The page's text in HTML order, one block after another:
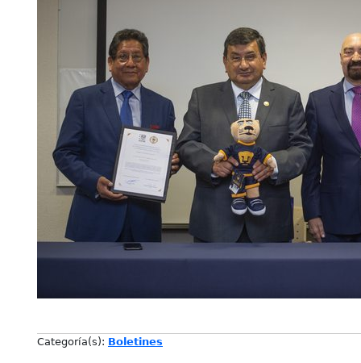
Categoría(s): Boletines